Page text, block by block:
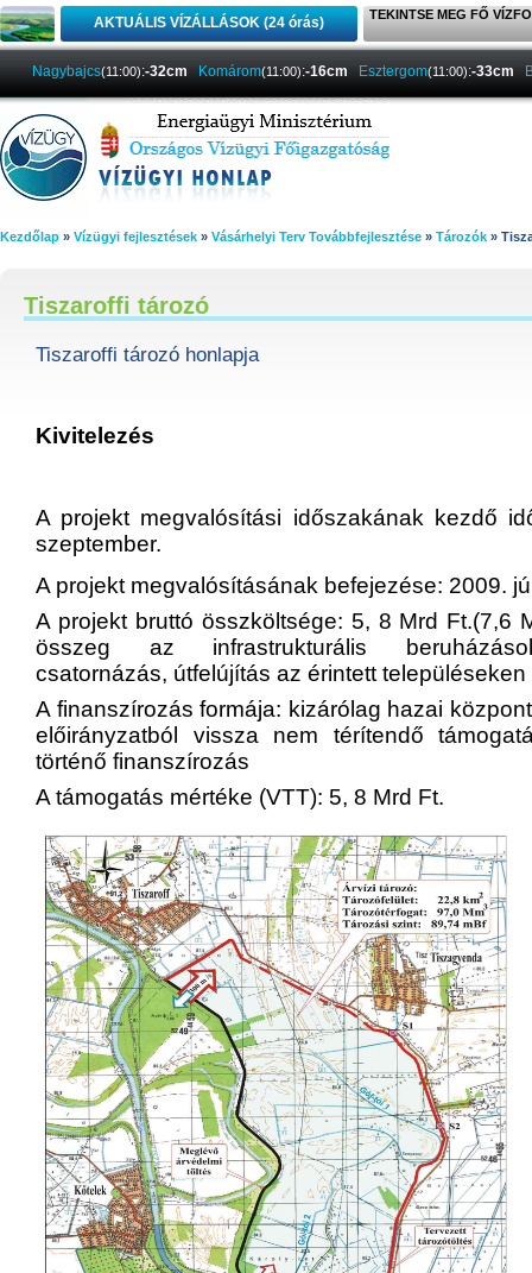
AKTUÁLIS VÍZÁLLÁSOK (24 órás) TEKINTSE MEG FŐ
Nagybajcs(11:00):-32cm Komárom(11:00):-16cm Esztergom(11:00):-33cm
Kezdőlap » Vízügyi fejlesztések » Vásárhelyi Terv Továbbfejlesztése » Tározók »
Tiszaroffi tározó
Tiszaroffi tározó honlapja
Kivitelezés
A projekt megvalósítási időszakának kezdő
szeptember.
A projekt megvalósításának befejezése: 2009.
A projekt bruttó összköltsége: 5, 8 Mrd Ft.(7,6
összeg az infrastrukturális
csatornázás, útfelújítás az érintett településeken
A finanszírozás formája: kizárólag hazai
előirányzatból vissza nem térítendő
történő finanszírozás
A támogatás mértéke (VTT): 5, 8 Mrd Ft.